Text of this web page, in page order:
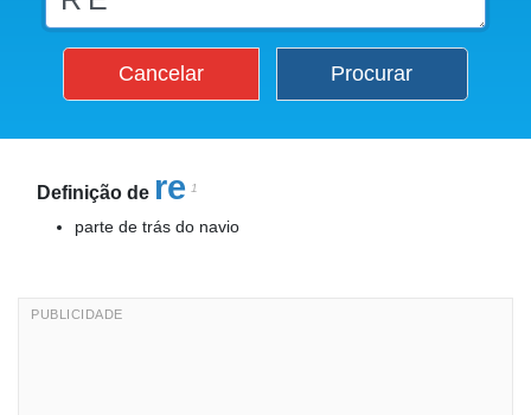
Cancelar Procurar
Definição de re 1
parte de trás do navio